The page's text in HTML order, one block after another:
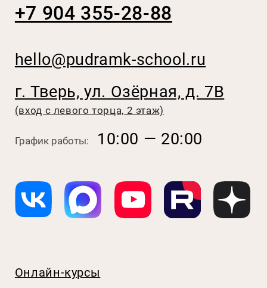
Политика конфиденциальности
Согласие на получение рекламы
FAQ
Техника безопасности
Договор оферты
Согласие на обработку